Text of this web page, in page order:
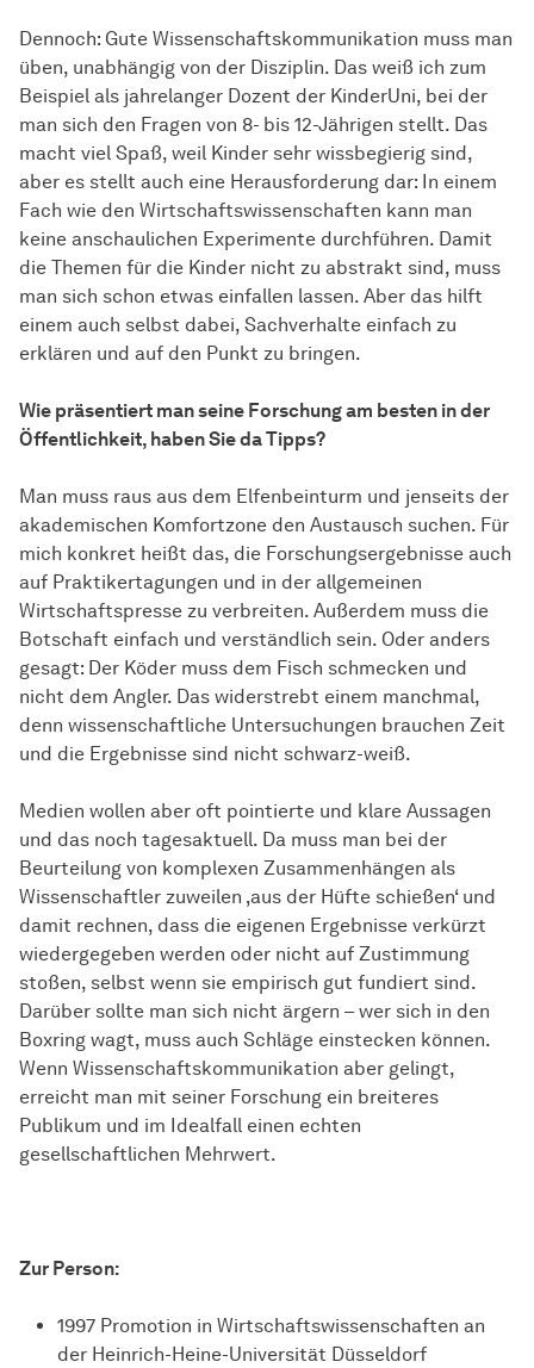
Dennoch: Gute Wissen­schafts­kommunikation muss man
üben, unabhängig von der Disziplin. Das weiß ich zum
Beispiel als jahrelanger Dozent der KinderUni, bei der
man sich den Fragen von 8- bis 12-Jährigen stellt. Das
macht viel Spaß, weil Kinder sehr wissbegierig sind,
aber es stellt auch eine Herausforderung dar: In einem
Fach wie den Wirtschaftswissenschaften kann man
keine anschaulichen Experimente durchführen. Damit
die Themen für die Kinder nicht zu abstrakt sind, muss
man sich schon etwas einfallen lassen. Aber das hilft
einem auch selbst dabei, Sachverhalte einfach zu
erklären und auf den Punkt zu bringen.
Wie präsentiert man seine Forschung am besten in der
Öffentlichkeit, haben Sie da Tipps?
Man muss raus aus dem Elfenbeinturm und jenseits der
akademischen Komfortzone den Austausch suchen. Für
mich konkret heißt das, die Forschungsergebnisse auch
auf Praktikertagungen und in der allgemeinen
Wirtschaftspresse zu verbreiten. Außerdem muss die
Botschaft einfach und verständlich sein. Oder anders
gesagt: Der Köder muss dem Fisch schmecken und
nicht dem Angler. Das widerstrebt einem manchmal,
denn wissenschaftliche Untersuchungen brauchen Zeit
und die Ergebnisse sind nicht schwarz-weiß.
Medien wollen aber oft pointierte und klare Aussagen
und das noch tagesaktuell. Da muss man bei der
Beurteilung von komplexen Zusammenhängen als
Wissenschaftler zuweilen ‚aus der Hüfte schießen‘ und
damit rechnen, dass die eigenen Ergebnisse verkürzt
wiedergegeben werden oder nicht auf Zustimmung
stoßen, selbst wenn sie empirisch gut fundiert sind.
Darüber sollte man sich nicht ärgern – wer sich in den
Boxring wagt, muss auch Schläge einstecken können.
Wenn Wissen­schafts­kommunikation aber gelingt,
erreicht man mit seiner Forschung ein breiteres
Publikum und im Idealfall einen echten
gesellschaftlichen Mehrwert.
Zur Person:
1997 Promotion in Wirtschaftswissenschaften an
der Heinrich-Heine-Universität Düsseldorf